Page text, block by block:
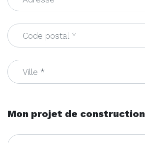
Mon projet de construction